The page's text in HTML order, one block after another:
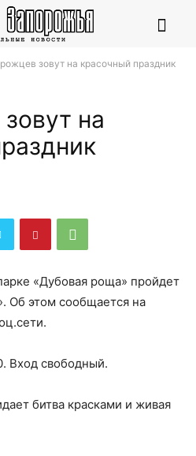
зовут на красочный праздник
на
«Дубовая роща» пройдет
Об этом сообщается на
Вход свободный.
битва красками и живая